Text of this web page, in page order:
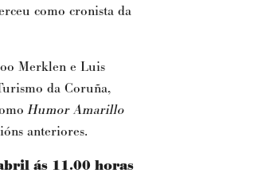
como cronista da
Merklen e Luis
da Coruña,
Humor Amarillo
anteriores.
ás 11.00 horas